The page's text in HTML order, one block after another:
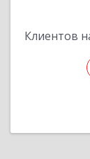
Клиентов